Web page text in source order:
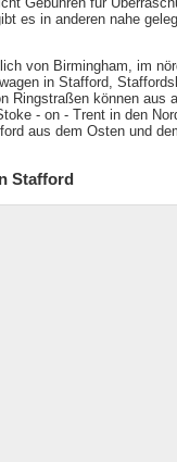
es in anderen nahe
von Birmingham, im
in Stafford,
Ringstraßen können aus
- on - Trent in den
aus dem Osten und
Stafford